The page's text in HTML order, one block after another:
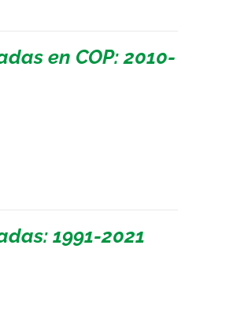
en COP: 2010-
1991-2021